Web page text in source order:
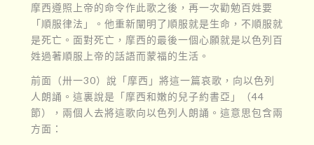
摩西遵照上帝的命令作此歌之後，再一次勸勉百姓要
「順服律法」。他重新闡明了順服就是生命，不順服就
是死亡。面對死亡，摩西的最後一個心願就是以色列百
姓過著順服上帝的話語而蒙福的生活。
前面（卅一30）說「摩西」將這一篇哀歌，向以色列
人朗誦。這裏說是「摩西和嫩的兒子約書亞」（44
節），兩個人去將這歌向以色列人朗誦。這意思包含兩
方面：